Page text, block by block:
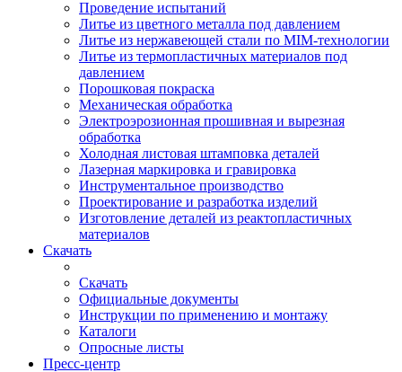
Проведение испытаний
Литье из цветного металла под давлением
Литье из нержавеющей стали по MIM-технологии
Литье из термопластичных материалов под
давлением
Порошковая покраска
Механическая обработка
Электроэрозионная прошивная и вырезная
обработка
Холодная листовая штамповка деталей
Лазерная маркировка и гравировка
Инструментальное производство
Проектирование и разработка изделий
Изготовление деталей из реактопластичных
материалов
Скачать
Скачать
Официальные документы
Инструкции по применению и монтажу
Каталоги
Опросные листы
Пресс-центр